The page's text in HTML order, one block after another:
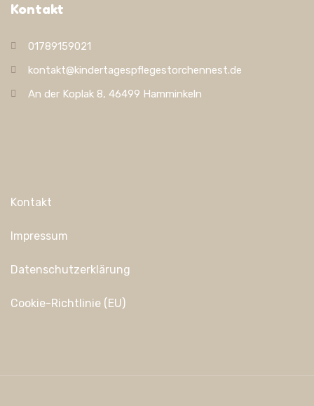
Kontakt
01789159021
kontakt@kindertagespflegestorchennest.de
An der Koplak 8, 46499 Hamminkeln
Kontakt
Impressum
Datenschutzerklärung
Cookie-Richtlinie (EU)